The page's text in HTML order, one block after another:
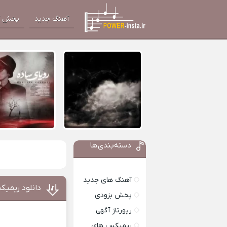
آهنگ جدید پخش
دانلود
دسته‌بندی‌ها
آهنگ های جدید
پخش بزودی
رپورتاژ آگهی